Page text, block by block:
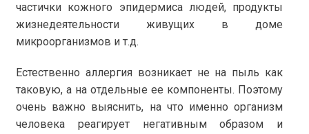
частички кожного эпидермиса людей, продукты
жизнедеятельности живущих в доме
микроорганизмов и т.д.
Естественно аллергия возникает не на пыль как
таковую, а на отдельные ее компоненты. Поэтому
очень важно выяснить, на что именно организм
человека реагирует негативным образом и